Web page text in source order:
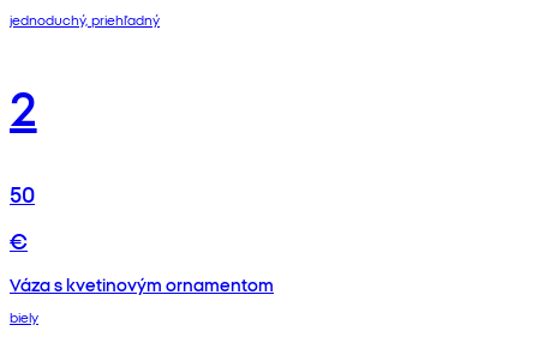
jednoduchý, priehľadný
2
50
€
Váza s kvetinovým ornamentom
biely